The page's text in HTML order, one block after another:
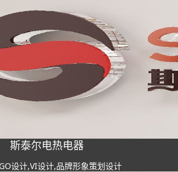
斯泰尔电热电器
设计,VI设计,品牌形象策划设计